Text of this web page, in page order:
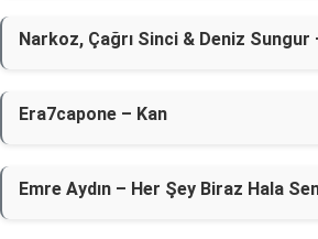
Narkoz, Çağrı Sinci & Deniz
Era7capone – Kan
Emre Aydın – Her Şey Biraz Hala